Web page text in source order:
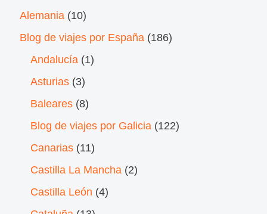
Alemania (10)
Blog de viajes por España (186)
Andalucía (1)
Asturias (3)
Baleares (8)
Blog de viajes por Galicia (122)
Canarias (11)
Castilla La Mancha (2)
Castilla León (4)